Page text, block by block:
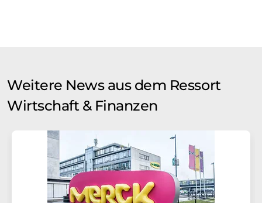
Weitere News aus dem Ressort
Wirtschaft & Finanzen